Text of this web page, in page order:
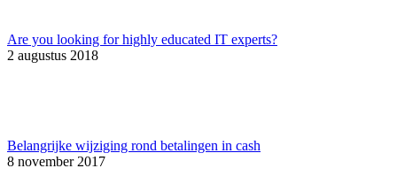
Are you looking for highly educated IT experts?
2 augustus 2018
Belangrijke wijziging rond betalingen in cash
8 november 2017